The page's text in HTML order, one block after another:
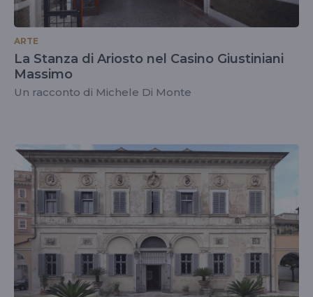
ARTE
La Stanza di Ariosto nel Casino Giustiniani
Massimo
Un racconto di Michele Di Monte